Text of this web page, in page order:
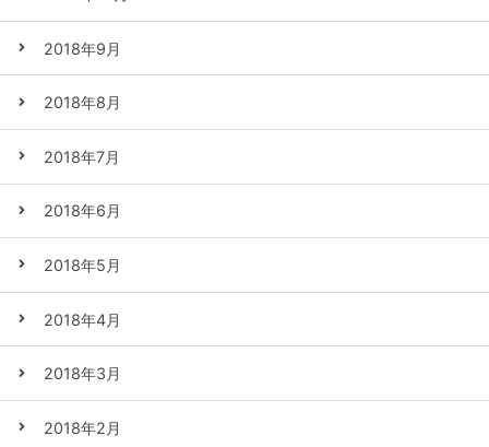
2018年9月
2018年8月
2018年7月
2018年6月
2018年5月
2018年4月
2018年3月
2018年2月